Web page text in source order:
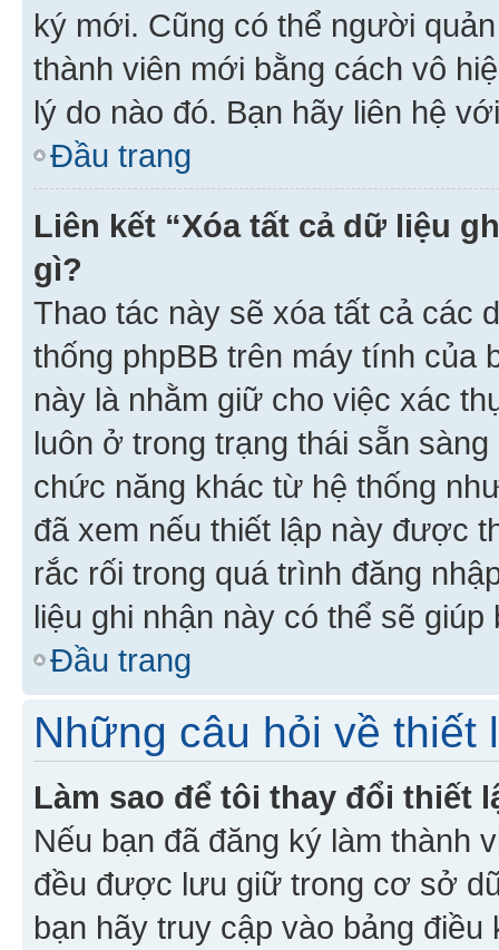
ký mới. Cũng có thể người
thành viên mới bằng cách vô
lý do nào đó. Bạn hãy liên hệ
Đầu trang
Liên kết “Xóa tất cả dữ liệu
gì?
Thao tác này sẽ xóa tất cả các
thống phpBB trên máy tính của
này là nhằm giữ cho việc xác
luôn ở trong trạng thái sẵn
chức năng khác từ hệ thống
đã xem nếu thiết lập này được
rắc rối trong quá trình đăng
liệu ghi nhận này có thể sẽ
Đầu trang
Những câu hỏi về thiết
Làm sao để tôi thay đổi thiết
Nếu bạn đã đăng ký làm thành
đều được lưu giữ trong cơ sở
bạn hãy truy cập vào bảng